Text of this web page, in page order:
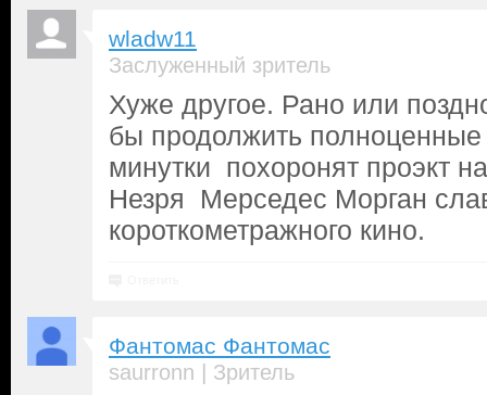
wladw11
Заслуженный зритель
Хуже другое. Рано или
бы продолжить
минутки похоронят проэкт
Незря Мерседес Морган
короткометражного кино.
Фантомас Фантомас
saurronn | Зритель